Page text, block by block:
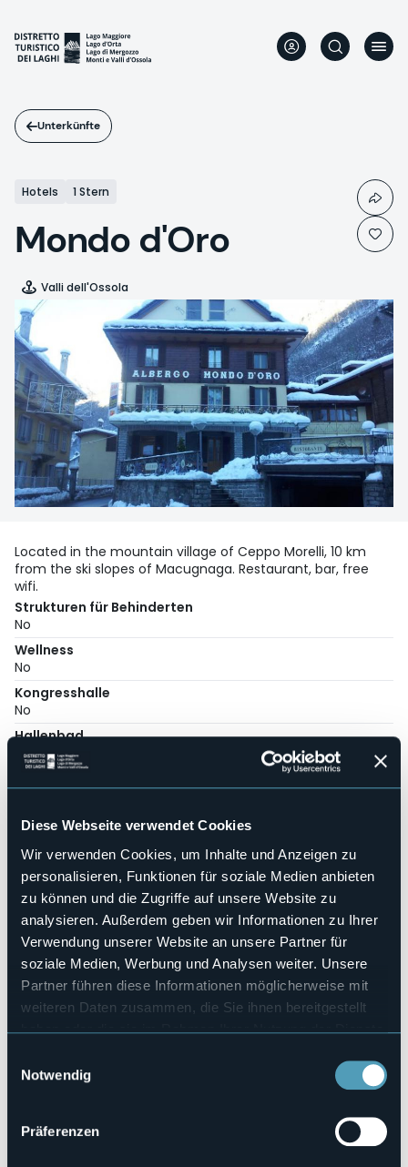
Diese Webseite verwendet Cookies
Wir verwenden Cookies, um Inhalte und Anzeigen zu
personalisieren, Funktionen für soziale Medien anbieten
zu können und die Zugriffe auf unsere Website zu
analysieren. Außerdem geben wir Informationen zu Ihrer
Verwendung unserer Website an unsere Partner für
soziale Medien, Werbung und Analysen weiter. Unsere
Partner führen diese Informationen möglicherweise mit
weiteren Daten zusammen, die Sie ihnen bereitgestellt
haben oder die sie im Rahmen Ihrer Nutzung der Dienste
Notwendig
Präferenzen
Inhalt
Unterkünfte
Hotels 1 Stern
Mondo d'Oro
Valli dell'Ossola
Located in the mountain village of Ceppo Morelli, 10 km
from the ski slopes of Macugnaga. Restaurant, bar, free
wifi.
Strukturen für Behinderten
No
Wellness
No
Kongresshalle
No
Hallenbad
No
Anzahl der Zimmer
Anzahl der Betten
20
E-mail
hotelmondodoro@yahoo.it
Webseite
http://www.hotelmondodoro.com
Telefon
+39 0324 890118
Codice CIR
Buchen